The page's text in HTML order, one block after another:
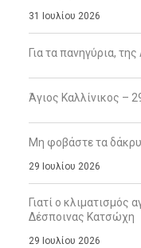
31 Ιουλίου 2026
Για τα πανηγύρια,
Άγιος Καλλίνικος –
Μη φοβάστε τα
29 Ιουλίου 2026
Γιατί ο κλιματισμός
Δέσποινας Κατσώχη
29 Ιουλίου 2026